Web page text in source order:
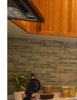
の維持・管理体
措置を講じ、安
を行ないます。